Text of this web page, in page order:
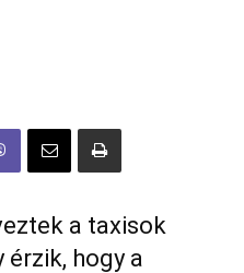
a taxisok
érzik, hogy a